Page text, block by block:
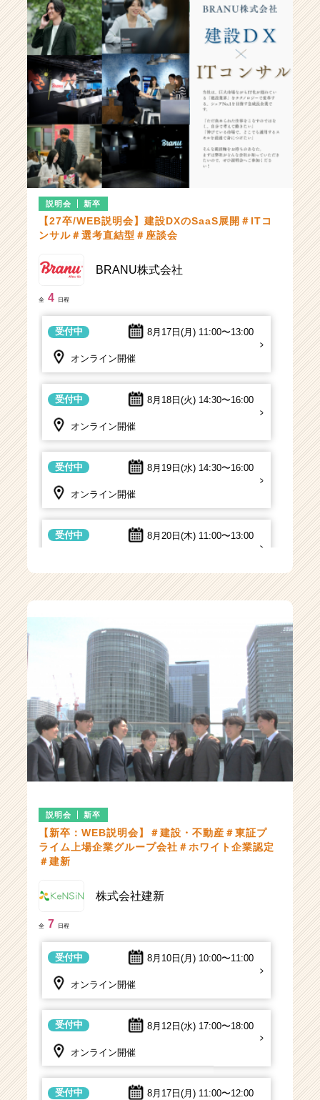
オンライン開催
8月21日(金) 14:00〜15:00
受付中
オンライン開催
8月21日(金) 18:00〜19:00
受付中
オンライン開催
オンライン開催
9月15日(火) 11:00〜12:00
受付中
オンライン開催
9月17日(木) 15:00〜16:00
受付中
オンライン開催
受付中
オンライン開催
説明会 新卒
【27卒/WEB説明会】建設DXのSaaS展開＃ITコ
ンサル＃選考直結型＃座談会
BRANU株式会社
全 4 日程
8月17日(月) 11:00〜13:00
受付中
オンライン開催
8月18日(火) 14:30〜16:00
受付中
オンライン開催
8月19日(水) 14:30〜16:00
受付中
オンライン開催
8月20日(木) 11:00〜13:00
受付中
説明会 新卒
【新卒：WEB説明会】＃建設・不動産＃東証プ
ライム上場企業グループ会社＃ホワイト企業認定
＃建新
株式会社建新
全 7 日程
8月10日(月) 10:00〜11:00
受付中
オンライン開催
8月12日(水) 17:00〜18:00
受付中
オンライン開催
8月17日(月) 11:00〜12:00
受付中